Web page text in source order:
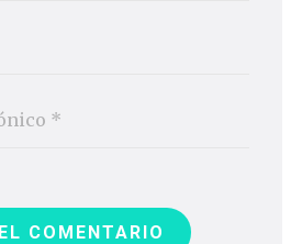
COMENTARIO